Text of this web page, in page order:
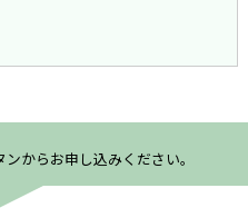
からお申し込みください。